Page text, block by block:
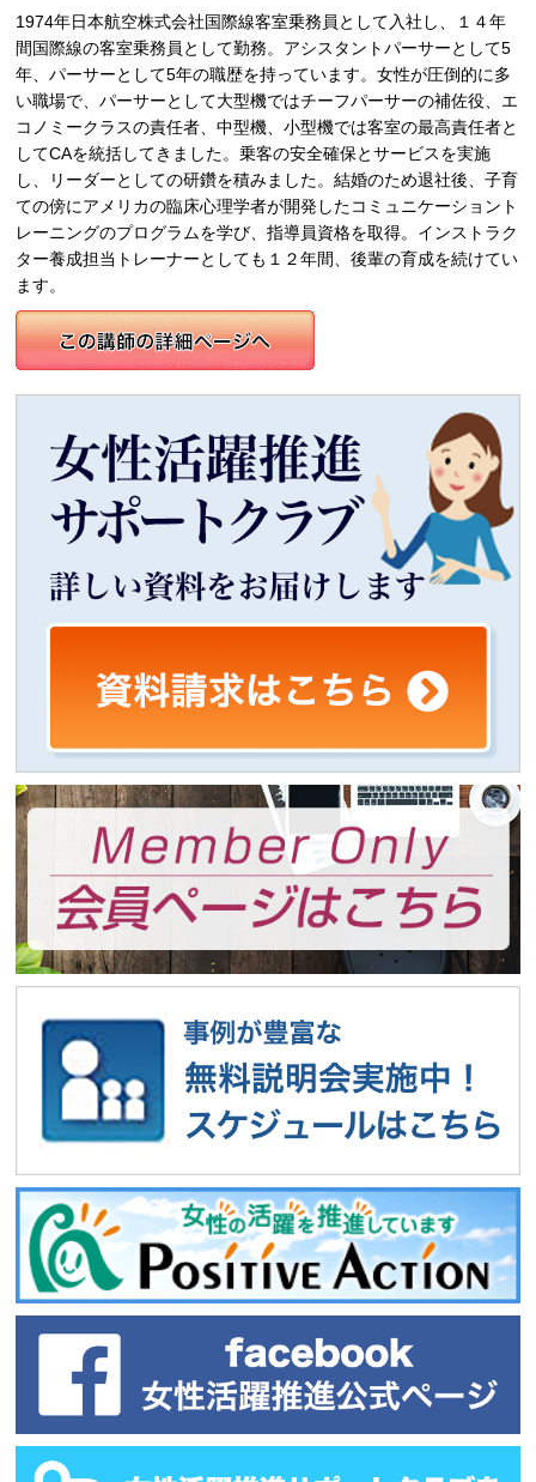
1974年日本航空株式会社国際線客室乗務員として入社し、１４年
間国際線の客室乗務員として勤務。アシスタントパーサーとして5
年、パーサーとして5年の職歴を持っています。女性が圧倒的に多
い職場で、パーサーとして大型機ではチーフパーサーの補佐役、エ
コノミークラスの責任者、中型機、小型機では客室の最高責任者と
してCAを統括してきました。乗客の安全確保とサービスを実施
し、リーダーとしての研鑽を積みました。結婚のため退社後、子育
ての傍にアメリカの臨床心理学者が開発したコミュニケーショント
レーニングのプログラムを学び、指導員資格を取得。インストラク
ター養成担当トレーナーとしても１２年間、後輩の育成を続けてい
ます。